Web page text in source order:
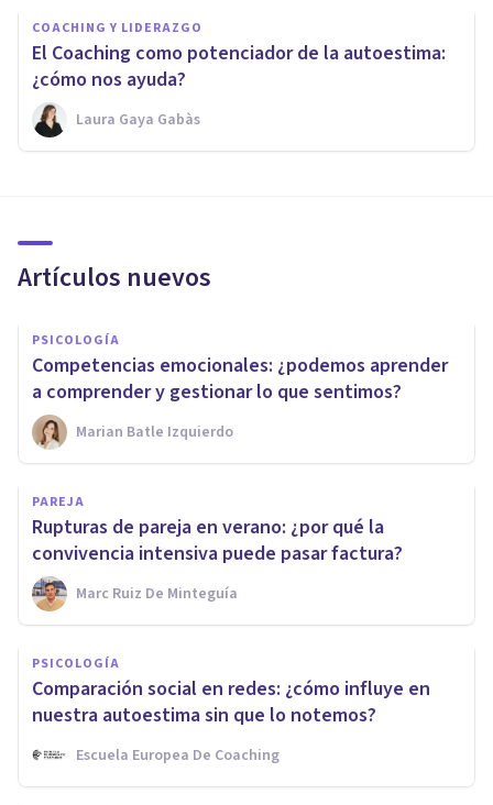
COACHING Y LIDERAZGO
El Coaching como potenciador de la autoestima:
¿cómo nos ayuda?
Laura Gaya Gabàs
Artículos nuevos
PSICOLOGÍA
Competencias emocionales: ¿podemos aprender
a comprender y gestionar lo que sentimos?
Marian Batle Izquierdo
PAREJA
Rupturas de pareja en verano: ¿por qué la
convivencia intensiva puede pasar factura?
Marc Ruiz De Minteguía
PSICOLOGÍA
Comparación social en redes: ¿cómo influye en
nuestra autoestima sin que lo notemos?
Escuela Europea De Coaching